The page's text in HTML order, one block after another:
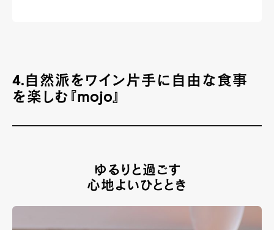
4.自然派をワイン片手に自由な食事
を楽しむ『mojo』
ゆるりと過ごす
心地よいひととき